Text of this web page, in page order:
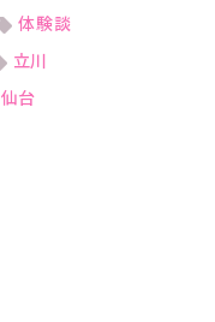
体験談
立川
仙台